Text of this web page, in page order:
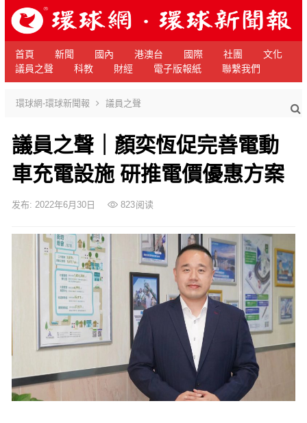
首頁 新聞 國內 港澳台 國際 社團
文化
議員之聲
科教 財經 電子版報紙 聯繫我們
環球網-環球新聞報 議員之聲
議員之聲｜顏奕恆促完善電動
車充電設施 研推電價優惠方案
发布: 2022年6月30日 823阅读